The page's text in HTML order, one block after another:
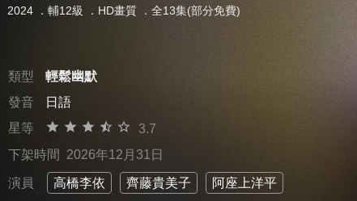
2024 ． 輔12級 ．HD畫質 ．全13集(部分免費)
類型
輕鬆幽默
發音
日語
星等
3.7
下架時間 2026年12月31日
演員 高橋李依 齊藤貴美子 阿座上洋平